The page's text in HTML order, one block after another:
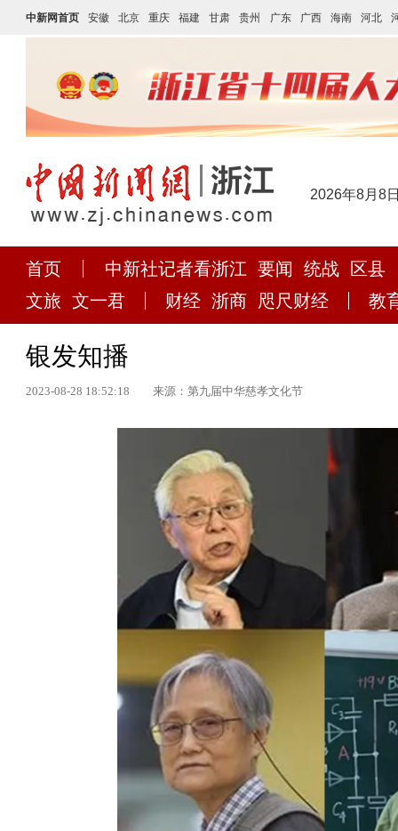
中新网首页 安徽 北京 重庆 福建 甘肃 贵州 广东 广西 海南 河北
2026年8月8
首页 中新社记者看浙江 要闻 统战
区县
文旅 文一君 财经 浙商 咫尺财经 教
银发知播
2023-08-28 18:52:18 来源：第九届中华慈孝文化节